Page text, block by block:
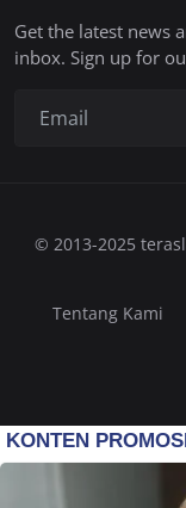
Get the latest news
inbox. Sign up for
© 2013-2025
Tentang Kami